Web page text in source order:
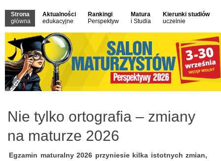
Strona
główna
Aktualności
edukacyjne
Rankingi
Perspektyw
Matura
i Studia
Kierunki studiów
uczelnie
Nie tylko ortografia – zmiany
na maturze 2026
Egzamin maturalny 2026 przyniesie kilka istotnych zmian,